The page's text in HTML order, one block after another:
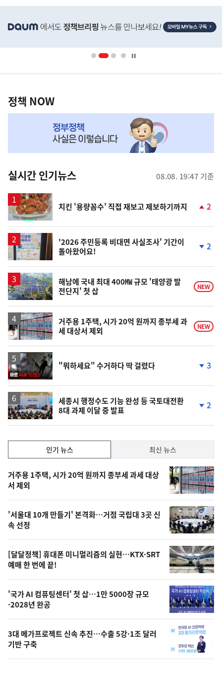
단
배
영
책
NOW,
뉴
스
정책 NOW
실시간 인기뉴스 08.08. 19:47 기준
치킨 '용량꼼수' 직접 재보고 제보하기까지 2
'2026 주민등록 비대면 사실조사' 기간이
돌아왔어요!
락
2
해남에 국내 최대 400㎿ 규모 '태양광 발
전단지' 첫 삽
NEW
거주용 1주택, 시가 20억 원까지 종부세 과
세 대상서 제외
NEW
영
상
"뭐하세요" 수거하다 딱 걸렸다 3
세종시 행정수도 기능 완성 등 국토대전환
8대 과제 이달 중 발표
락
2
기,
최
신,
오
늘
의
영
상
오
늘
사
진
인기 뉴스 최신 뉴스
기
뉴
스
거주용 1주택, 시가 20억 원까지 종부세 과세 대상
서 제외
'서울대 10개 만들기' 본격화…거점 국립대 3곳 신
속 선정
[달달정책] 휴대폰 미니멀리즘의 실현…KTX·SRT
예매 한 번에 끝!
'국가 AI 컴퓨팅센터' 첫 삽…1만 5000장 규모
·2028년 완공
3대 메가프로젝트 신속 추진…수출 5강·1조 달러
기반 구축